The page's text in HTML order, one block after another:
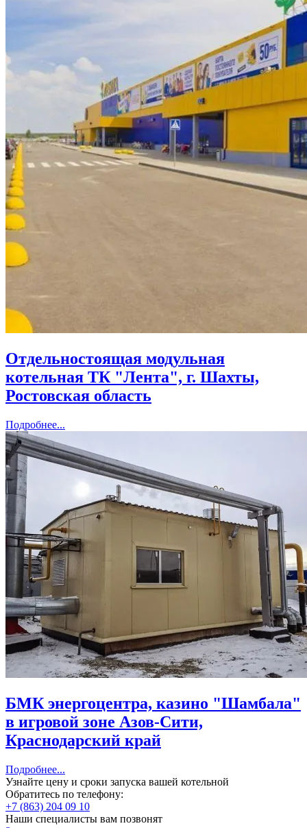
Отдельностоящая модульная
котельная ТК "Лента", г. Шахты,
Ростовская область
Подробнее...
БМК энергоцентра, казино "Шамбала"
в игровой зоне Азов-Сити,
Краснодарский край
Подробнее...
Узнайте цену и сроки запуска вашей котельной
Обратитесь по телефону:
+7 (863) 204 09 10
Наши специалисты вам позвонят